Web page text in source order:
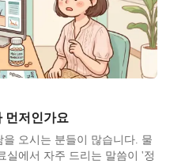
먼저인가요
오시는 분들이 많습니다. 물
실에서 자주 드리는 말씀이 '정